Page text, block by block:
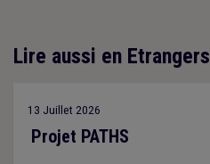
Lire aussi en Etrangers
13 Juillet 2026
Projet PATHS